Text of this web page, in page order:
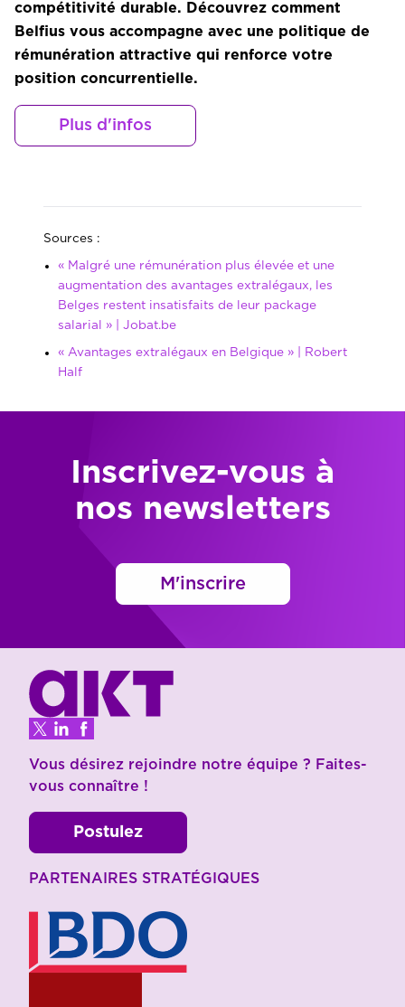
compétitivité durable. Découvrez comment
Belfius vous accompagne avec une politique de
rémunération attractive qui renforce votre
position concurrentielle.
Plus d'infos
Sources :
« Malgré une rémunération plus élevée et une
augmentation des avantages extralégaux, les
Belges restent insatisfaits de leur package
salarial » | Jobat.be
« Avantages extralégaux en Belgique » | Robert
Half
Inscrivez-vous à
nos newsletters
M'inscrire
Vous désirez rejoindre notre équipe ? Faites-
vous connaître !
Postulez
PARTENAIRES STRATÉGIQUES